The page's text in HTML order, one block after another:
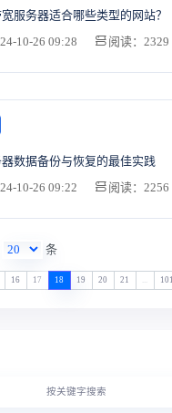
服务器适合哪些类型的网站？
10-26 09:28
阅读：2329
器数据备份与恢复的最佳实践
10-26 09:22
阅读：2256
条
16 17 18 19 20 21 101